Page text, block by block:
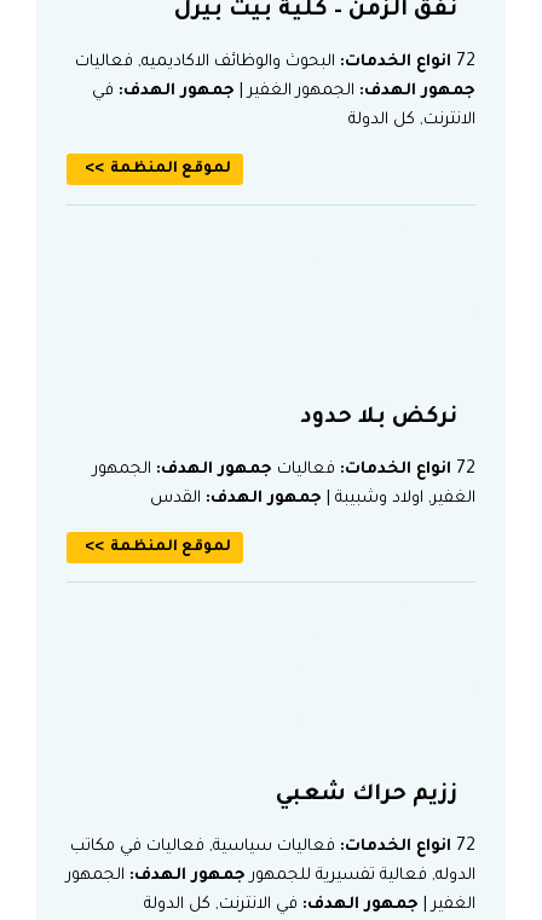
نفق الزمن – كلية بيت بيرل
72 انواع الخدمات: البحوث والوظائف الاكاديميه, فعاليات
جمهور الهدف: الجمهور الغفير | جمهور الهدف: في
الانترنت, كل الدولة
لموقع المنظمة
نركض بلا حدود
72 انواع الخدمات: فعاليات جمهور الهدف: الجمهور
الغفير, اولاد وشبيبة | جمهور الهدف: القدس
لموقع المنظمة
ززيم حراك شعبي
72 انواع الخدمات: فعاليات سياسية, فعاليات في مكاتب
الدوله, فعالية تفسيرية للجمهور جمهور الهدف: الجمهور
الغفير | جمهور الهدف: في الانترنت, كل الدولة